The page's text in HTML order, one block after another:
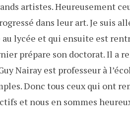
artistes. Heureusement
dans leur art. Je suis
lycée et qui ensuite est
prépare son doctorat. Il a
Nairay est professeur à
Donc tous ceux qui ont
et nous en sommes